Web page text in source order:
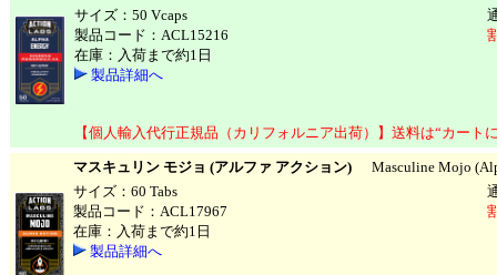
サイズ：50 Vcaps
製品コード：ACL15216
在庫：入荷まで約1日
製品詳細へ
【個人輸入代行正規品（カリフォルニア出荷）】送料は“カート
マスキュリン モジョ (アルファ アクション) Masculine Mojo
サイズ：60 Tabs
製品コード：ACL17967
在庫：入荷まで約1日
製品詳細へ